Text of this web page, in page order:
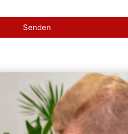
Senden